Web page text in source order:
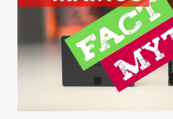
TECHBBS
TIETOA
KAUPPA